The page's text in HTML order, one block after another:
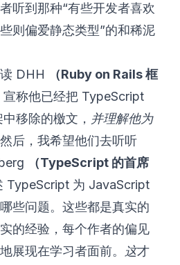
听到那种“有些开发者喜欢
则偏爱静态类型”的和稀泥
DHH
（Ruby on Rails 框
宣称他已经把 TypeScript
移除的檄文， 并理解他为
后，我希望他们去听听
（TypeScript 的首席
TypeScript 为 JavaScript
些问题。这些都是真实的
的经验，每个作者的偏见
展现在学习者面前。 这才